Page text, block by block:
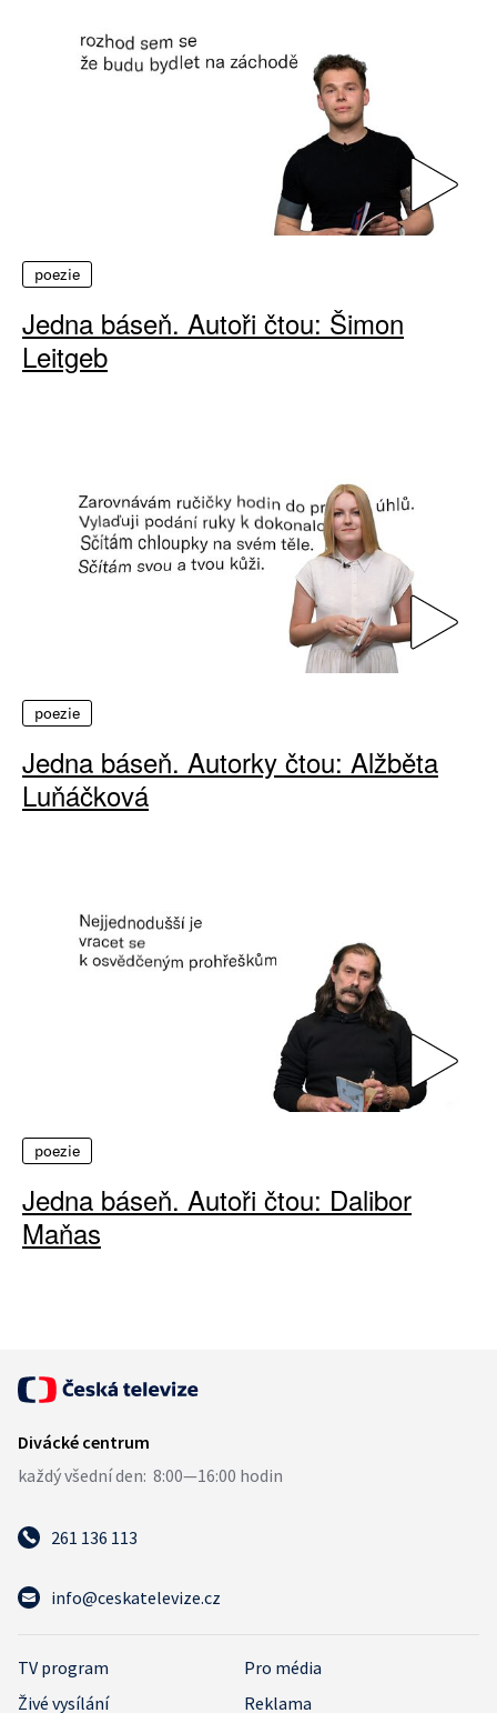
poezie
Jedna báseň. Autoři čtou: Šimon
Leitgeb
poezie
Jedna báseň. Autorky čtou: Alžběta
Luňáčková
poezie
Jedna báseň. Autoři čtou: Dalibor
Maňas
261 136 113
info@ceskatelevize.cz
TV program
Pro média
Živé vysílání
Reklama